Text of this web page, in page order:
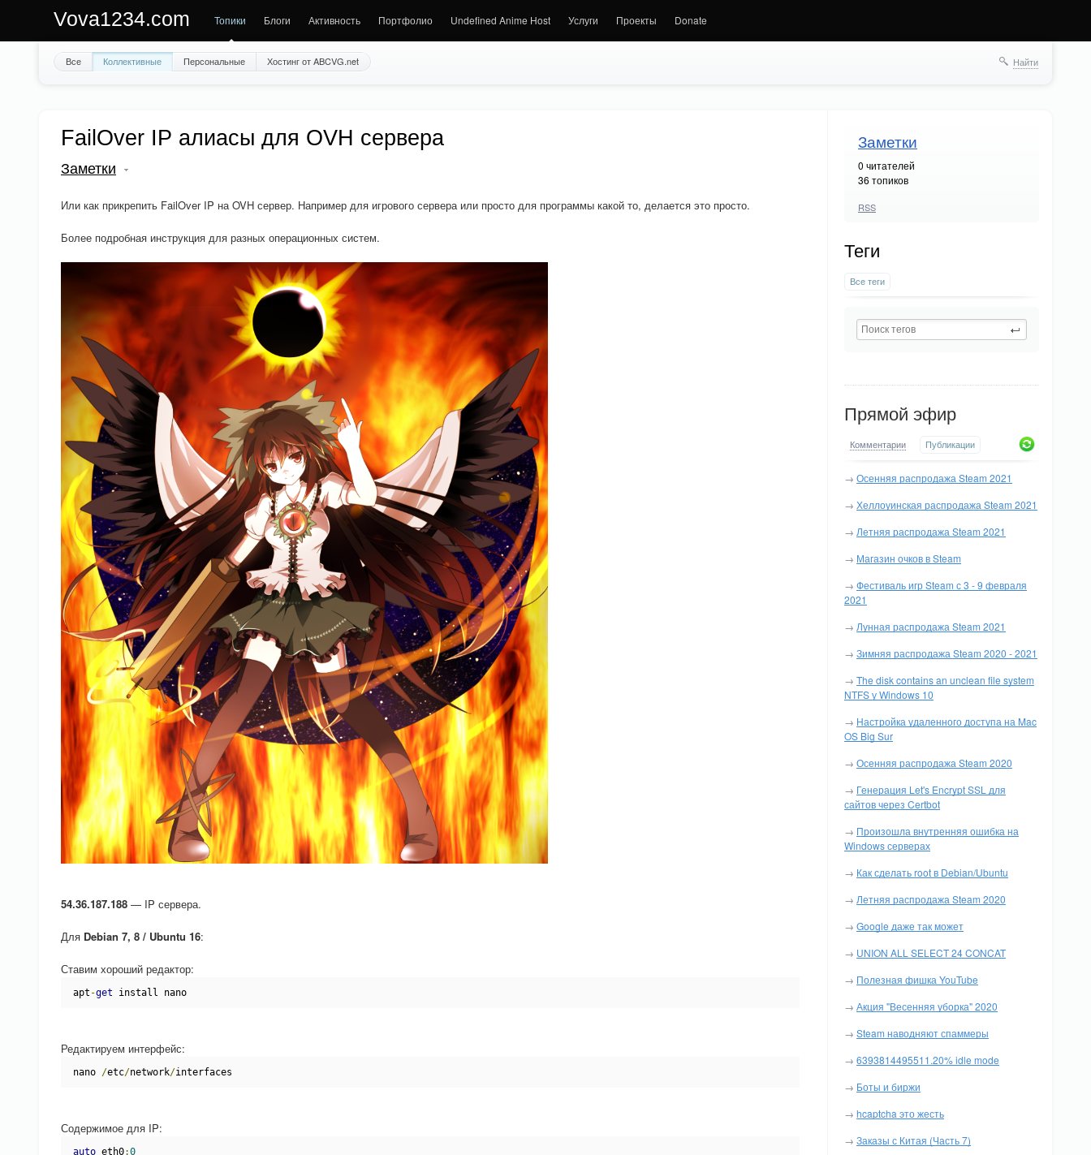
Vova1234.com Топики Блоги Активность Портфолио Undefined Anime Host Услуги Проекты Donate
Все Коллективные Персональные Хостинг от ABCVG.net Найти
Заметки
0 читателей
36 топиков
RSS
Теги
Все теги
Прямой эфир
Комментарии Публикации
→ Осенняя распродажа Steam 2021
→ Хеллоуинская распродажа Steam 2021
→ Летняя распродажа Steam 2021
→ Магазин очков в Steam
→ Фестиваль игр Steam с 3 - 9 февраля
2021
→ Лунная распродажа Steam 2021
→ Зимняя распродажа Steam 2020 - 2021
→ The disk contains an unclean file system
NTFS у Windows 10
→ Настройка удаленного доступа на Mac
OS Big Sur
→ Осенняя распродажа Steam 2020
→ Генерация Let's Encrypt SSL для
сайтов через Certbot
→ Произошла внутренняя ошибка на
Windows серверах
→ Как сделать root в Debian/Ubuntu
→ Летняя распродажа Steam 2020
→ Google даже так может
→ UNION ALL SELECT 24 CONCAT
→ Полезная фишка YouTube
→ Акция "Весенняя уборка" 2020
→ Steam наводняют спаммеры
→ 6393814495511.20% idle mode
→ Боты и биржи
→ hcaptcha это жесть
→ Заказы с Китая (Часть 7)
FailOver IP алиасы для OVH сервера
Заметки
Или как прикрепить FailOver IP на OVH сервер. Например для игрового сервера или просто для программы какой то, делается это просто.
Более подробная инструкция для разных операционных систем.
54.36.187.188 — IP сервера.
Для Debian 7, 8 / Ubuntu 16:
Ставим хороший редактор:
apt -get install nano
Редактируем интерфейс:
nano /etc/network/interfaces
Содержимое для IP:
auto eth0:0